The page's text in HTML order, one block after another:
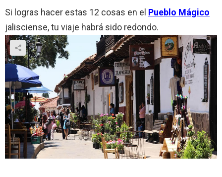
Si logras hacer estas 12 cosas en el Pueblo Mágico
jalisciense, tu viaje habrá sido redondo.